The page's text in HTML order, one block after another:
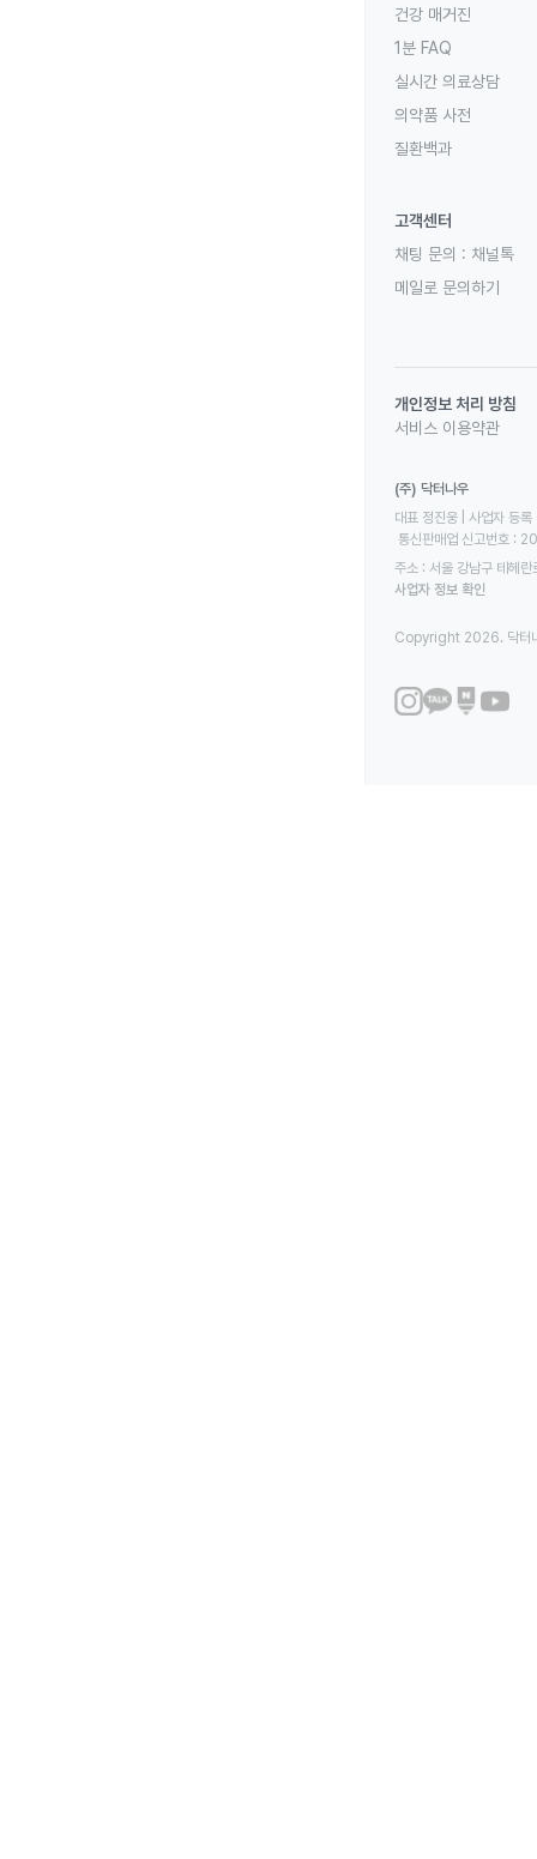
건강 매거진
1분 FAQ
실시간 의료상담
의약품 사전
질환백과
고객센터
채팅 문의 : 채널톡
메일로 문의하기
개인정보 처리 방침
서비스 이용약관
(주) 닥터나우
대표 정진웅 | 사업자
통신판매업 신고번호
주소 : 서울 강남구 테헤
사업자 정보 확인
Copyright 2026. 닥터